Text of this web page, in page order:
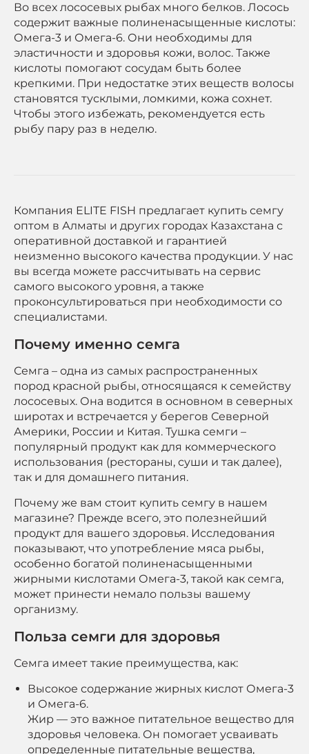
Во всех лососевых рыбах много белков. Лосось
содержит важные полиненасыщенные кислоты:
Омега-3 и Омега-6. Они необходимы для
эластичности и здоровья кожи, волос. Также
кислоты помогают сосудам быть более
крепкими. При недостатке этих веществ волосы
становятся тусклыми, ломкими, кожа сохнет.
Чтобы этого избежать, рекомендуется есть
рыбу пару раз в неделю.
Компания ELITE FISH предлагает купить семгу
оптом в Алматы и других городах Казахстана с
оперативной доставкой и гарантией
неизменно высокого качества продукции. У нас
вы всегда можете рассчитывать на сервис
самого высокого уровня, а также
проконсультироваться при необходимости со
специалистами.
Почему именно семга
Семга – одна из самых распространенных
пород красной рыбы, относящаяся к семейству
лососевых. Она водится в основном в северных
широтах и встречается у берегов Северной
Америки, России и Китая. Тушка семги –
популярный продукт как для коммерческого
использования (рестораны, суши и так далее),
так и для домашнего питания.
Почему же вам стоит купить семгу в нашем
магазине? Прежде всего, это полезнейший
продукт для вашего здоровья. Исследования
показывают, что употребление мяса рыбы,
особенно богатой полиненасыщенными
жирными кислотами Омега-3, такой как семга,
может принести немало пользы вашему
организму.
Польза семги для здоровья
Семга имеет такие преимущества, как:
Высокое содержание жирных кислот Омега-3
и Омега-6.
Жир — это важное питательное вещество для
здоровья человека. Он помогает усваивать
определенные питательные вещества,